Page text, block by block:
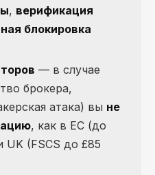
, верификация
блокировка
— в случае
брокера,
атака) вы не
, как в ЕС (до
UK (FSCS до £85